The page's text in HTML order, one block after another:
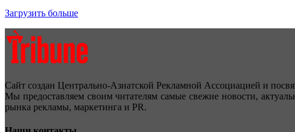
Загрузить больше
Сайт создан Центрально-Азиатской Рекламной Ассоциацией и
Мы предоставляем своим читателям самые свежие новости,
рынка рекламы, маркетинга и PR.